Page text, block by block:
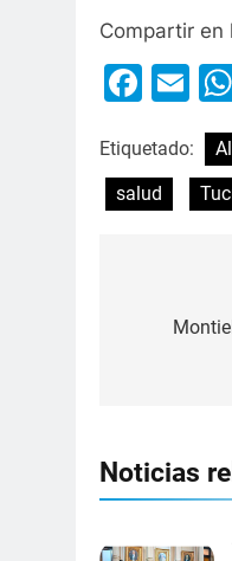
Compartir en
Etiquetado:
salud
Noticias